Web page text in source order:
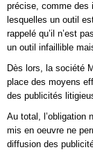
précise, comme des
lesquelles un outil
rappelé qu’il n’est
un outil infaillible
Dès lors, la société
place des moyens
des publicités
Au total, l’obligation
mis en oeuvre ne
diffusion des